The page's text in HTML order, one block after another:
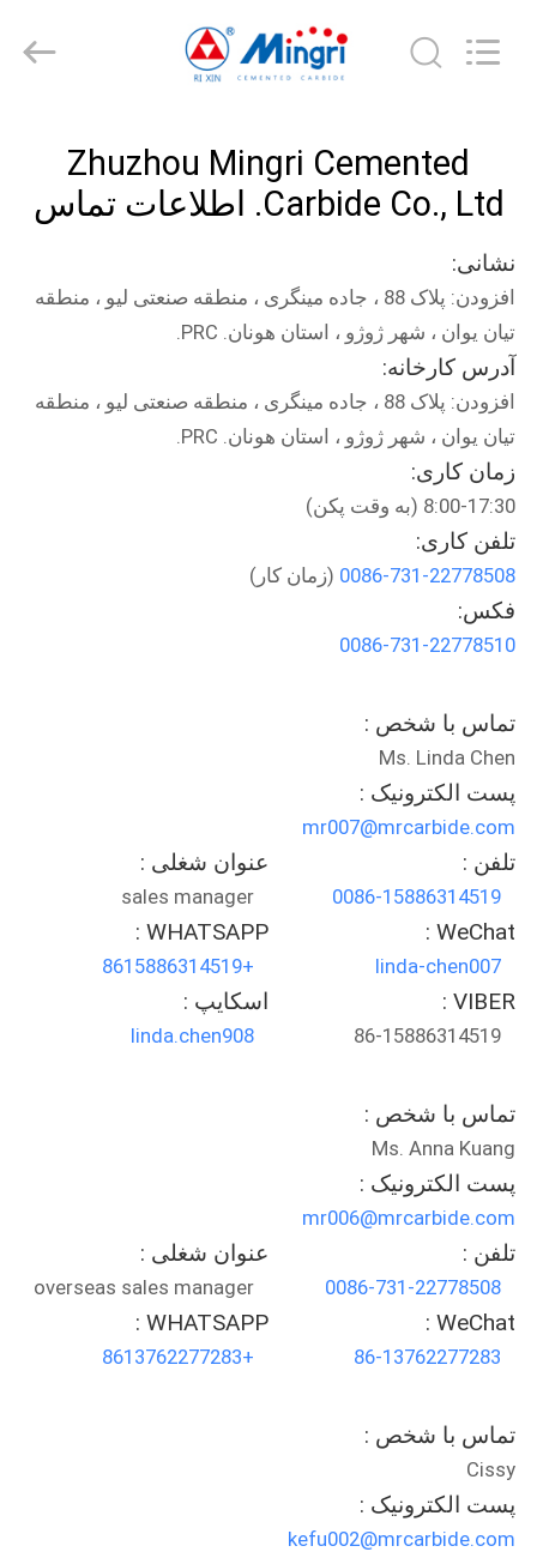
محصولات
درباره
ما
تور
کارخانه
کنترل
کیفیت
تماس
بگیرید
اخبار
درخواست
نقل قول
نقشه
PRIVACY
POLICY
Carbide
Zhuzhou Mingri Cemented
Carbide Co., Ltd. اطلاعات تماس
نشانی:
افزودن: پلاک 88 ، جاده مینگری ، منطقه صنعتی لیو ، منطقه
تیان یوان ، شهر ژوژو ، استان هونان. PRC.
آدرس کارخانه:
افزودن: پلاک 88 ، جاده مینگری ، منطقه صنعتی لیو ، منطقه
تیان یوان ، شهر ژوژو ، استان هونان. PRC.
زمان کاری:
8:00-17:30 (به وقت پکن)
تلفن کاری:
0086-731-22778508 (زمان کار)
فکس:
0086-731-22778510
تماس با شخص :
Ms. Linda Chen
پست الکترونیک :
mr007@mrcarbide.com
عنوان شغلی :
sales manager
تلفن :
0086-15886314519
WHATSAPP :
+8615886314519
WeChat :
linda-chen007
اسکایپ :
linda.chen908
VIBER :
86-15886314519
تماس با شخص :
Ms. Anna Kuang
پست الکترونیک :
mr006@mrcarbide.com
عنوان شغلی :
overseas sales manager
تلفن :
0086-731-22778508
WHATSAPP :
+8613762277283
WeChat :
86-13762277283
تماس با شخص :
Cissy
پست الکترونیک :
kefu002@mrcarbide.com